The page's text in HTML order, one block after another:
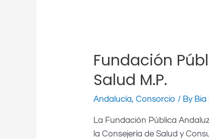
Fundación
Salud M.P.
Andalucía,Consorcio / By Bia
La Fundación Pública
la Consejería de Salud y